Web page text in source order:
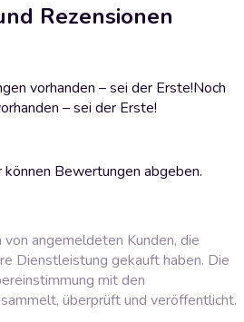
Rezensionen
vorhanden – sei der Erste!Noch
– sei der Erste!
Bewertungen abgeben.
angemeldeten Kunden, die
Dienstleistung gekauft haben. Die
mit den
überprüft und veröffentlicht.